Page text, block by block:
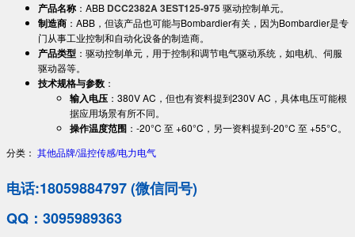
产品名称 ：ABB DCC2382A 3EST125-975 驱动控制单元。
制造商 ：ABB，但该产品也可能与Bombardier有关，因为Bombardier是专
门从事工业控制和自动化设备的制造商。
产品类型 ：驱动控制单元，用于控制和调节电气驱动系统，如电机、伺服
驱动器等。
技术规格与参数 ：
输入电压 ：380V AC，但也有资料提到230V AC，具体电压可能根
据应用场景有所不同。
操作温度范围 ：-20°C 至 +60°C，另一资料提到-20°C 至 +55°C。
分类： 其他品牌/温控传感/电力电气
电话:18059884797 (微信同号)
QQ：3095989363